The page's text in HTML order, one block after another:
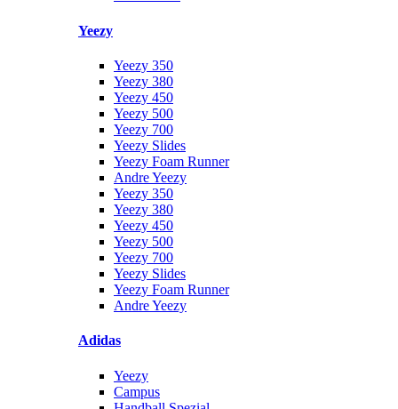
Yeezy
Yeezy 350
Yeezy 380
Yeezy 450
Yeezy 500
Yeezy 700
Yeezy Slides
Yeezy Foam Runner
Andre Yeezy
Yeezy 350
Yeezy 380
Yeezy 450
Yeezy 500
Yeezy 700
Yeezy Slides
Yeezy Foam Runner
Andre Yeezy
Adidas
Yeezy
Campus